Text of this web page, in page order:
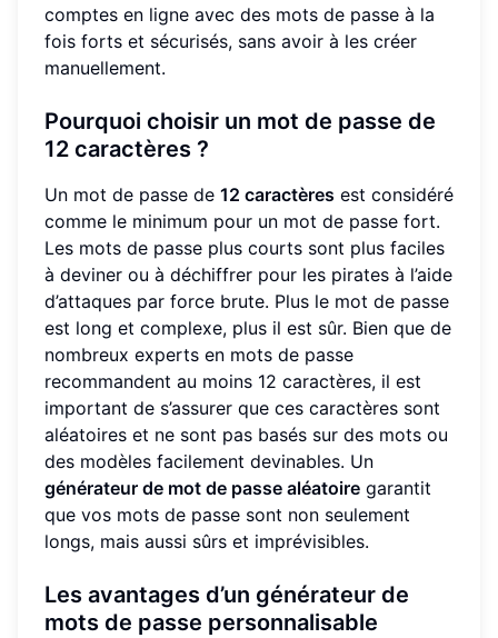
comptes en ligne avec des mots de passe à la
fois forts et sécurisés, sans avoir à les créer
manuellement.
Pourquoi choisir un mot de passe de
12 caractères ?
Un mot de passe de 12 caractères est considéré
comme le minimum pour un mot de passe fort.
Les mots de passe plus courts sont plus faciles
à deviner ou à déchiffrer pour les pirates à l’aide
d’attaques par force brute. Plus le mot de passe
est long et complexe, plus il est sûr. Bien que de
nombreux experts en mots de passe
recommandent au moins 12 caractères, il est
important de s’assurer que ces caractères sont
aléatoires et ne sont pas basés sur des mots ou
des modèles facilement devinables. Un
générateur de mot de passe aléatoire garantit
que vos mots de passe sont non seulement
longs, mais aussi sûrs et imprévisibles.
Les avantages d’un générateur de
mots de passe personnalisable